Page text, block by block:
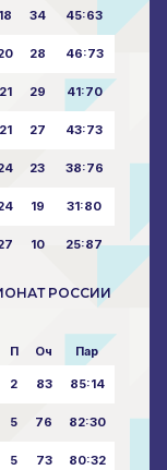
18 34 45:63
28 46:73
21 29 41:70
21 27 43:73
23 38:76
19 31:80
10 25:87
РОССИИ
П Оч Пар
2 83 85:14
5 76 82:30
5 73 80:32